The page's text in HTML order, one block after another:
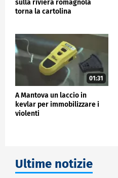
sulla riviera romagnola
torna la cartolina
01:31
A Mantova un laccio in
kevlar per immobilizzare i
violenti
Ultime notizie